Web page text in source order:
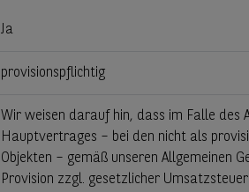
Ja
provisionspflichtig
Wir weisen darauf hin, dass im Falle des
Hauptvertrages – bei den nicht als
Objekten – gemäß unseren Allgemeinen
Provision zzgl. gesetzlicher